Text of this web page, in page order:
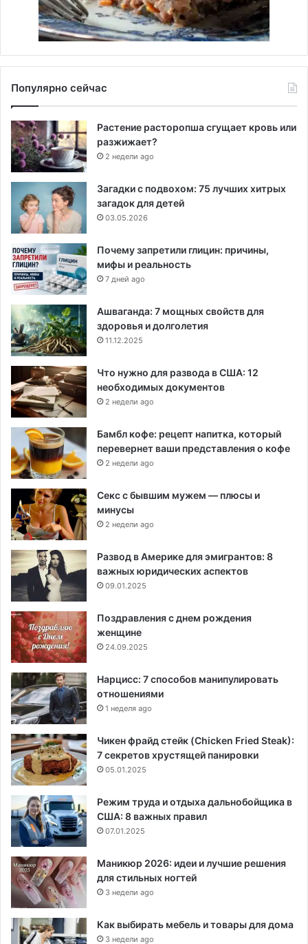
Популярно сейчас
Растение расторопша сгущает кровь или
разжижает?
2 недели ago
Загадки с подвохом: 75 лучших хитрых
загадок для детей
03.05.2026
Почему запретили глицин: причины,
мифы и реальность
7 дней ago
Ашваганда: 7 мощных свойств для
здоровья и долголетия
11.12.2025
Что нужно для развода в США: 12
необходимых документов
2 недели ago
Бамбл кофе: рецепт напитка, который
перевернет ваши представления о кофе
2 недели ago
Секс с бывшим мужем — плюсы и
минусы
2 недели ago
Развод в Америке для эмигрантов: 8
важных юридических аспектов
09.01.2025
Поздравления с днем рождения
женщине
24.09.2025
Нарцисс: 7 способов манипулировать
отношениями
1 неделя ago
Чикен фрайд стейк (Chicken Fried Steak):
7 секретов хрустящей панировки
05.01.2025
Режим труда и отдыха дальнобойщика в
США: 8 важных правил
07.01.2025
Маникюр 2026: идеи и лучшие решения
для стильных ногтей
3 недели ago
Как выбирать мебель и товары для дома
3 недели ago